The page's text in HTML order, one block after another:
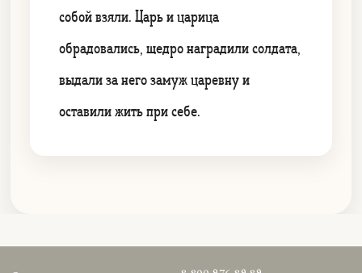
собой взяли. Царь и царица
обрадовались, щедро наградили солдата,
выдали за него замуж царевну и
оставили жить при себе.